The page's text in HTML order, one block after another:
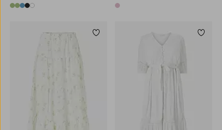
5 värejä 1 väri
Lisää suosikkeihin Lisää